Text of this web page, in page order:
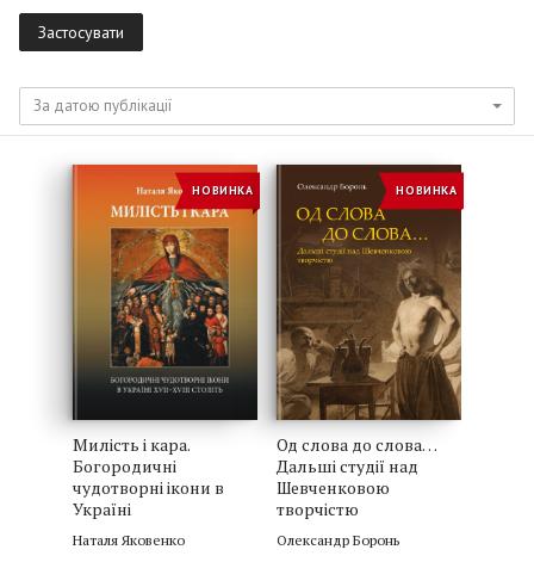
Застосувати
За датою публікації
НОВИНКА
Милість і кара.
Богородичні
чудотворні ікони в
Україні
Наталя Яковенко
НОВИНКА
Од слова до слова…
Дальші студії над
Шевченковою
творчістю
Олександр Боронь